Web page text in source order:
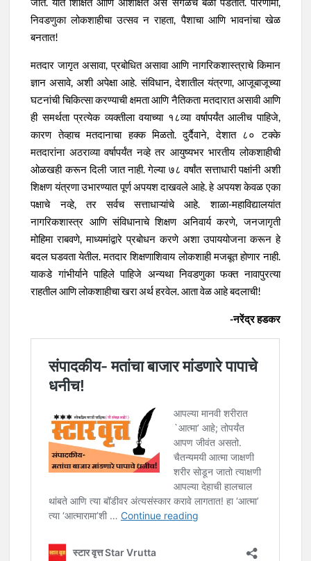
निवडणुका लोकशाहीचा उत्सव न राहता, पैशाचा आणि भावनांचा खेळ
बनतात!
मतदार जागृत असावा, प्रबोधित असावा आणि नागरिकशास्त्राचे किमान
ज्ञान असावे, अशी अपेक्षा आहे. संविधान, देशातील यंत्रणा, आजूबाजूच्या
घटनांची चिकित्सा करण्याची क्षमता आणि नैतिकता मतदारात असावी आणि
ही समर्थता प्रत्येक व्यक्तीला वयाच्या १८व्या वर्षापर्यंत आलीच पाहिजे,
कारण तेव्हाच मतदानाचा हक्क मिळतो. दुर्दैवाने, देशात ८० टक्के
मतदारांना अठराव्या वर्षापर्यंत नव्हे तर आयुष्यभर भारतीय लोकशाहीची
ओळखही करून दिली जात नाही. गेल्या ७८ वर्षांत सत्ताधारी पक्षांनी अशी
शिक्षण यंत्रणा उभारण्यात पूर्ण अपयश दाखवले आहे. हे अपयश केवळ एका
पक्षाचे नव्हे, तर सर्वच सत्ताधाऱ्यांचे आहे. शाळा-महाविद्यालयांत
नागरिकशास्त्र आणि संविधानाचे शिक्षण अनिवार्य करणे, जनजागृती
मोहिमा राबवणे, माध्यमांद्वारे प्रबोधन करणे अशा उपाययोजना करून हे
बदल घडवता येतील. मतदार शिक्षणाशिवाय लोकशाही मजबूत होणार नाही.
याकडे गांभीर्याने पाहिले पाहिजे अन्यथा निवडणुका फक्त नावापुरत्या
राहतील आणि लोकशाहीचा खरा अर्थ हरवेल. आता वेळ आहे बदलाची!
-नरेंद्र हडकर